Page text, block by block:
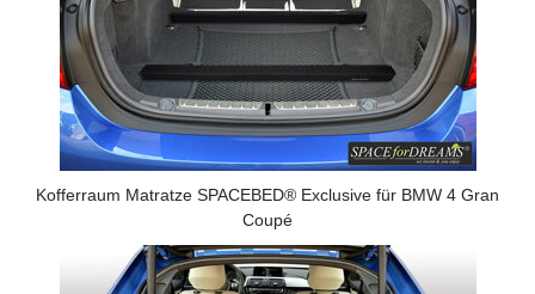
Kofferraum Matratze SPACEBED® Exclusive für BMW 4 Gran
Coupé